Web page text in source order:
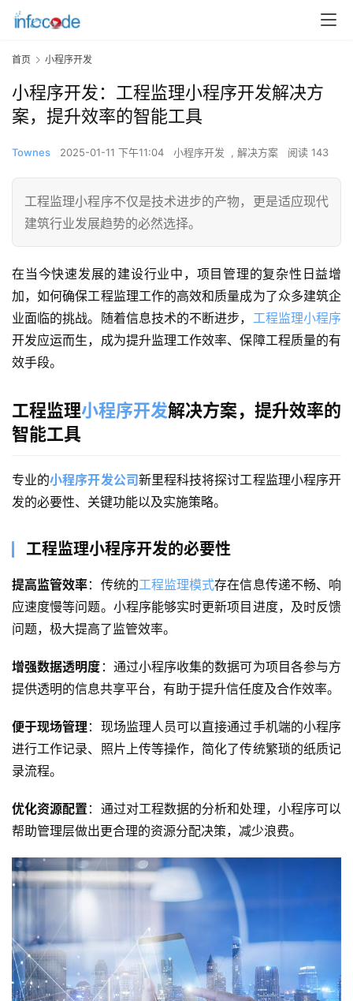
首页 小程序开发
小程序开发：工程监理小程序开发解决方
案，提升效率的智能工具
Townes 2025-01-11 下午11:04 小程序开发 , 解决方案 阅读 143
工程监理小程序不仅是技术进步的产物，更是适应现代
建筑行业发展趋势的必然选择。
在当今快速发展的建设行业中，项目管理的复杂性日益增
加，如何确保工程监理工作的高效和质量成为了众多建筑企
业面临的挑战。随着信息技术的不断进步， 工程监理小程序
开发应运而生，成为提升监理工作效率、保障工程质量的有
效手段。
工程监理小程序开发解决方案，提升效率的
智能工具
专业的小程序开发公司新里程科技将探讨工程监理小程序开
发的必要性、关键功能以及实施策略。
工程监理小程序开发的必要性
提高监管效率：传统的工程监理模式存在信息传递不畅、响
应速度慢等问题。小程序能够实时更新项目进度，及时反馈
问题，极大提高了监管效率。
增强数据透明度 ：通过小程序收集的数据可为项目各参与方
提供透明的信息共享平台，有助于提升信任度及合作效率。
便于现场管理 ：现场监理人员可以直接通过手机端的小程序
进行工作记录、照片上传等操作，简化了传统繁琐的纸质记
录流程。
优化资源配置 ：通过对工程数据的分析和处理，小程序可以
帮助管理层做出更合理的资源分配决策，减少浪费。